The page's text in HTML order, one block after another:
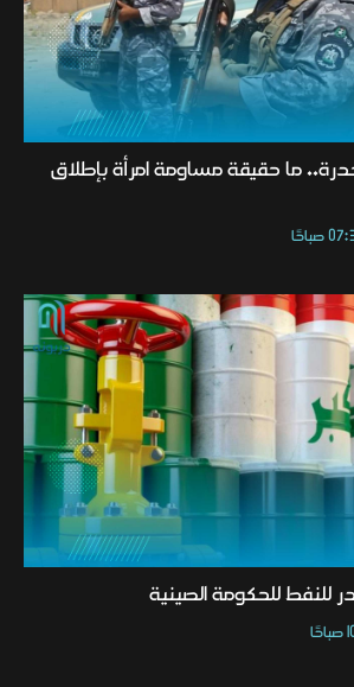
حبة مخدرة.. ما حقيقة مساومة امرأة بإطلاق
للنفط للحكومة الصينية